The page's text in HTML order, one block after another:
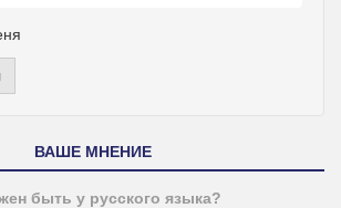
ВАШЕ МНЕНИЕ
быть у русского языка?